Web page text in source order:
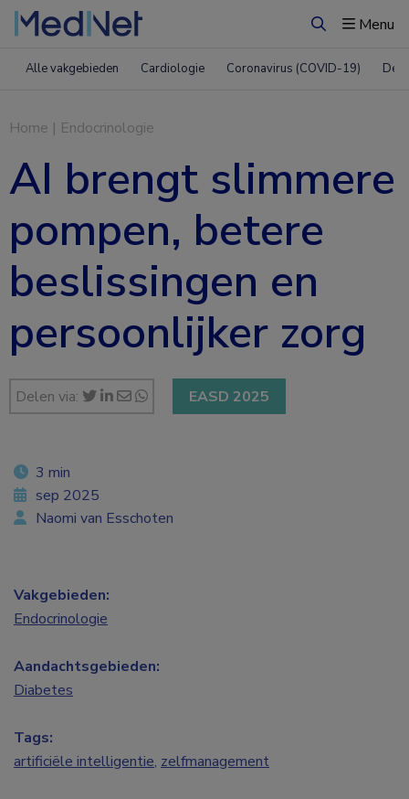
ZoekenMenu
Alle vakgebieden Cardiologie Coronavirus (COVID-19)
Home | Endocrinologie
AI brengt slimmere
pompen, betere
beslissingen en
persoonlijker zorg
Delen via: EASD 2025
3 min
sep 2025
Naomi van Esschoten
Vakgebieden:
Endocrinologie
Aandachtsgebieden:
Diabetes
Tags:
artificiële intelligentie, zelfmanagement